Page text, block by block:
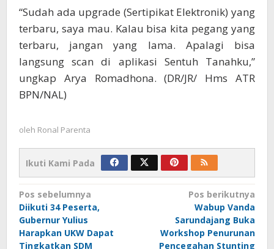
“Sudah ada upgrade (Sertipikat Elektronik) yang
terbaru, saya mau. Kalau bisa kita pegang yang
terbaru, jangan yang lama. Apalagi bisa
langsung scan di aplikasi Sentuh Tanahku,”
ungkap Arya Romadhona. (DR/JR/ Hms ATR
BPN/NAL)
oleh Ronal Parenta
Ikuti Kami Pada
Navigasi
pos
Pos sebelumnya
Diikuti 34 Peserta,
Gubernur Yulius
Harapkan UKW Dapat
Tingkatkan SDM
Pos berikutnya
Wabup Vanda
Sarundajang Buka
Workshop Penurunan
Pencegahan Stunting